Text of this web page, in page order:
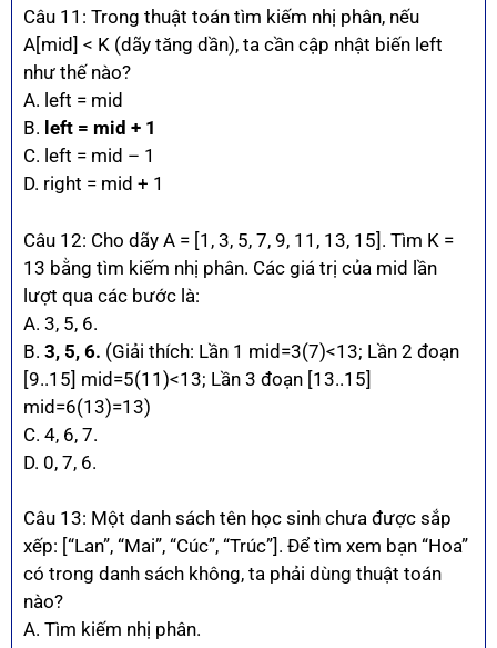
Câu 11: Trong thuật toán tìm kiếm nhị phân, nếu
A[mid] < K (dãy tăng dần), ta cần cập nhật biến left
như thế nào?
A. left = mid
B. left = mid + 1
C. left = mid – 1
D. right = mid + 1
Câu 12: Cho dãy A = [1, 3, 5, 7, 9, 11, 13, 15]. Tìm K =
13 bằng tìm kiếm nhị phân. Các giá trị của mid lần
lượt qua các bước là:
A. 3, 5, 6.
B. 3, 5, 6. (Giải thích: Lần 1 mid=3(7)<13; Lần 2 đoạn
[9..15] mid=5(11)<13; Lần 3 đoạn [13..15]
mid=6(13)=13)
C. 4, 6, 7.
D. 0, 7, 6.
Câu 13: Một danh sách tên học sinh chưa được sắp
xếp: [“Lan”, “Mai”, “Cúc”, “Trúc”]. Để tìm xem bạn “Hoa”
có trong danh sách không, ta phải dùng thuật toán
nào?
A. Tìm kiếm nhị phân.